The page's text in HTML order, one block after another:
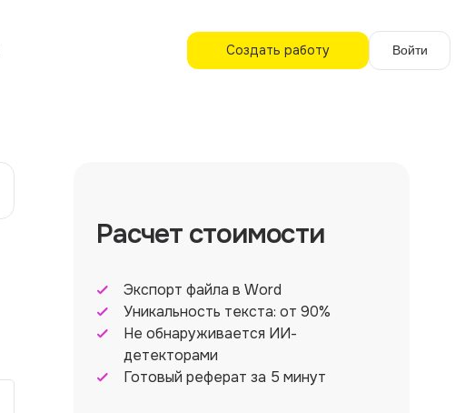
Создать работу Войти
Расчет стоимости
Экспорт файла в Word
Уникальность текста: от 90%
Не обнаруживается ИИ-
детекторами
Готовый реферат за 5 минут